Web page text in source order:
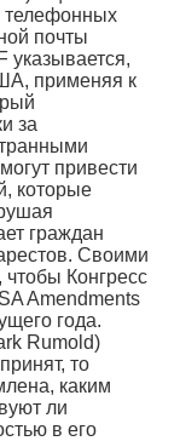
телефонных
почты
указывается,
применяя к
за
привести
которые
граждан
Своими
чтобы Конгресс
Amendments
года.
Rumold)
то
каким
ли
в его